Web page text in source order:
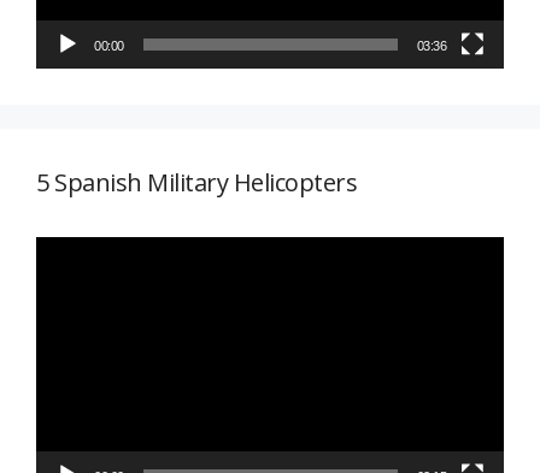
00:00 03:36
5 Spanish Military Helicopters